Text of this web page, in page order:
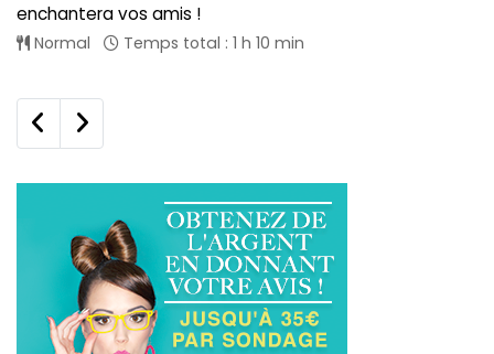
enchantera vos amis !
Normal Temps total : 1 h 10 min